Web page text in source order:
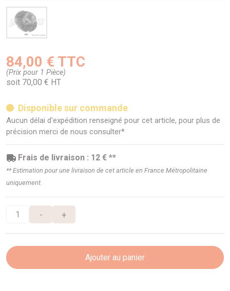
84,00 € TTC
(Prix pour 1 Pièce)
soit 70,00 € HT
Disponible sur commande
Aucun délai d'expédition renseigné pour cet article, pour plus de
précision merci de nous consulter*
Frais de livraison : 12 € **
** Estimation pour une livraison de cet article en France Métropolitaine
uniquement.
- +
Ajouter au panier